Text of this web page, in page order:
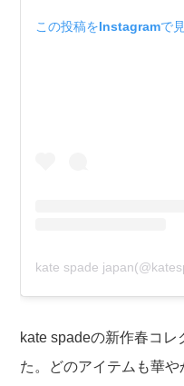
この投稿をInstagramで
kate spade
kate spadeの新作春コ
た。どのアイテムも華や